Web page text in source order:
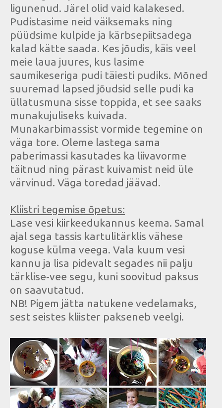
ligunenud. Järel olid vaid kalakesed.
Pudistasime neid väiksemaks ning
püüdsime kulpide ja kärbsepiitsadega
kalad kätte saada. Kes jõudis, käis veel
meie laua juures, kus lasime
saumikeseriga pudi täiesti pudiks. Mõned
suuremad lapsed jõudsid selle pudi ka
üllatusmuna sisse toppida, et see saaks
munakujuliseks kuivada.
Munakarbimassist vormide tegemine on
väga tore. Oleme lastega sama
paberimassi kasutades ka liivavorme
täitnud ning pärast kuivamist neid üle
värvinud. Väga toredad jäävad.
Kliistri tegemise õpetus:
Lase vesi kiirkeedukannus keema. Samal
ajal sega tassis kartulitärklis vähese
koguse külma veega. Vala kuum vesi
kannu ja lisa pidevalt segades nii palju
tärklise-vee segu, kuni soovitud paksus
on saavutatud.
NB! Pigem jätta natukene vedelamaks,
sest seistes kliister pakseneb veelgi.